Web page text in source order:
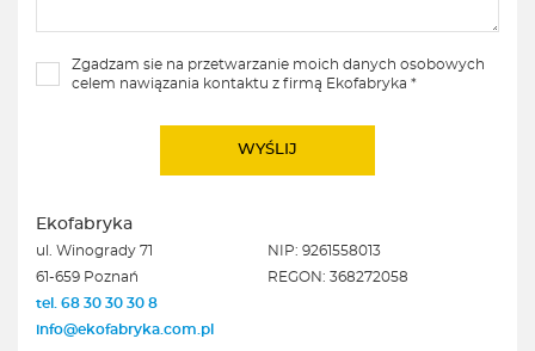
Zgadzam sie na przetwarzanie moich danych osobowych
celem nawiązania kontaktu z firmą Ekofabryka *
Ekofabryka
ul. Winogrady 71
61-659 Poznań
tel. 68 30 30 30 8
info@ekofabryka.com.pl
NIP: 9261558013
REGON: 368272058